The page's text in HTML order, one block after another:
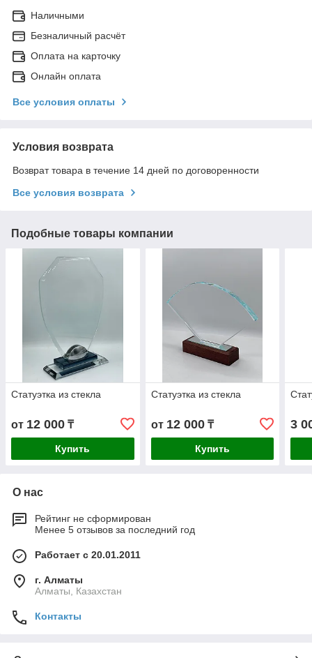
Наличными
Безналичный расчёт
Оплата на карточку
Онлайн оплата
Все условия оплаты
Условия возврата
Возврат товара в течение 14 дней по договоренности
Все условия возврата
Подобные товары компании
Статуэтка из стекла
от 12 000 ₸
Купить
Статуэтка из стекла
от 12 000₸
Купить
3
О нас
Рейтинг не сформирован
Менее 5 отзывов за последний год
Работает с 20.01.2011
г. Алматы
Алматы, Казахстан
Контакты